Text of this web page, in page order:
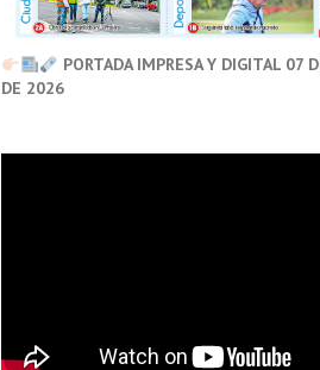
PORTADA IMPRESA Y DIGITAL 07
DE 2026